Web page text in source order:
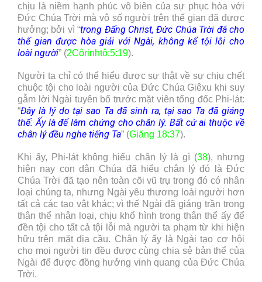
chịu là niềm hạnh phúc vô biên của sự phục hòa với
Đức Chúa Trời mà vô số người trên thế gian đã được
hưởng; bởi vì “trong Đấng Christ, Đức Chúa Trời đã cho
thế gian được hòa giải với Ngài, không kể tội lỗi cho
loài người” (2Côrinhtô:5:19).
Người ta chỉ có thể hiểu được sự thật về sự chịu chết
chuộc tội cho loài người của Đức Chúa Giêxu khi suy
gẫm lời Ngài tuyên bố trước mặt viên tổng đốc Phi-lát:
“Đây là lý do tại sao Ta đã sinh ra, tại sao Ta đã giáng
thế: Ấy là để làm chứng cho chân lý. Bất cứ ai thuộc về
chân lý đều nghe tiếng Ta” (Giăng 18:37).
Khi ấy, Phi-lát không hiểu chân lý là gì (38), nhưng
hiện nay con dân Chúa đã hiểu chân lý đó là Đức
Chúa Trời đã tạo nên toàn cõi vũ trụ trong đó có nhân
loại chúng ta, nhưng Ngài yêu thương loài người hơn
tất cả các tạo vật khác; vì thế Ngài đã giáng trần trong
thân thể nhân loại, chịu khổ hình trong thân thể ấy để
đền tội cho tất cả tội lỗi mà người ta phạm từ khi hiện
hữu trên mặt địa cầu. Chân lý ấy là Ngài tạo cơ hội
cho mọi người tin đều được cùng chia sẻ bản thể của
Ngài để được đồng hưởng vinh quang của Đức Chúa
Trời.